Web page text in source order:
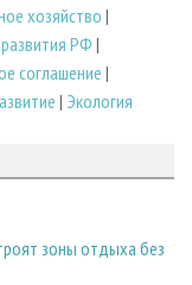
хозяйство|
РФ|
соглашение |
| Экология
зоны отдыха без